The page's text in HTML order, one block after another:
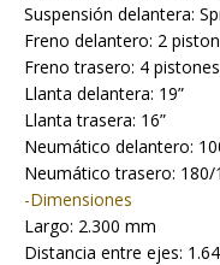
Suspensión delantera:
Freno delantero: 2
Freno trasero: 4
Llanta delantera: 19”
Llanta trasera: 16”
Neumático delantero:
Neumático trasero: 180/
-Dimensiones
Largo: 2.300 mm
Distancia entre ejes: